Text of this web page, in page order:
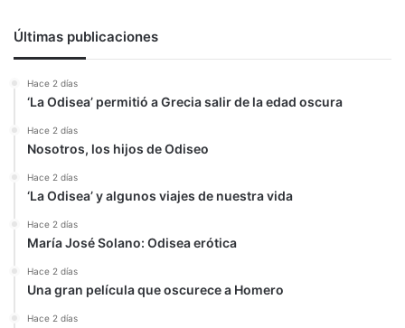
Últimas publicaciones
Hace 2 días
‘La Odisea’ permitió a Grecia salir de la edad oscura
Hace 2 días
Nosotros, los hijos de Odiseo
Hace 2 días
‘La Odisea’ y algunos viajes de nuestra vida
Hace 2 días
María José Solano: Odisea erótica
Hace 2 días
Una gran película que oscurece a Homero
Hace 2 días